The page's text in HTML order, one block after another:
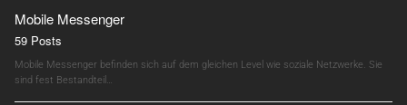
Mobile Messenger
59 Posts
Mobile Messenger befinden sich auf dem gleichen Level wie soziale Netzwerke. Sie
sind fest Bestandteil…